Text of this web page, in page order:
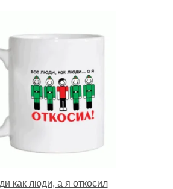
как люди, а я откосил